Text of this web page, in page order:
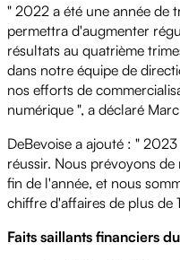
" 2022 a été une année de
permettra d'augmenter
résultats au quatrième
dans notre équipe de
nos efforts de
numérique ", a déclaré
DeBevoise a ajouté : "
réussir. Nous prévoyons
fin de l'année, et nous
chiffre d'affaires de plus de
Faits saillants financiers